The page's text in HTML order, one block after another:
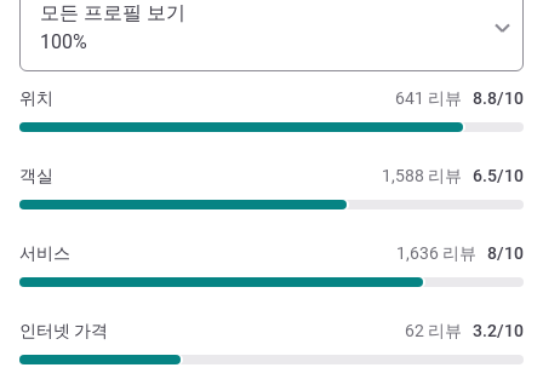
모든 프로필 보기
100%
641 리뷰 8.8/10
위치
1,588 리뷰 6.5/10
객실
1,636 리뷰 8/10
서비스
62 리뷰 3.2/10
인터넷 가격